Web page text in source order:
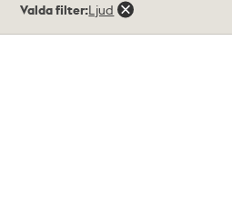
träffar
Valda filter:Ljud